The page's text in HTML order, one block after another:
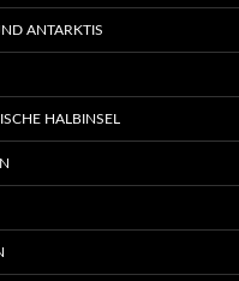
ANTARKTIS
HALBINSEL